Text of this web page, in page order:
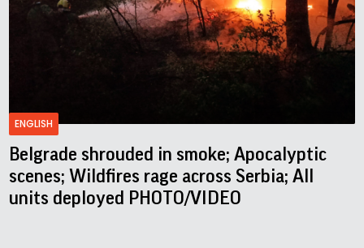
ENGLISH
Belgrade shrouded in smoke; Apocalyptic
scenes; Wildfires rage across Serbia; All
units deployed PHOTO/VIDEO